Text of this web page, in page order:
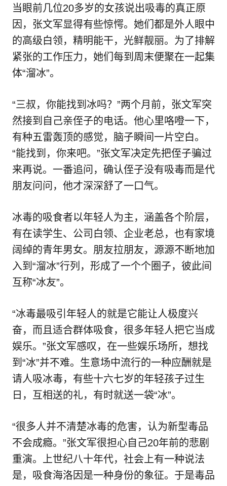
当眼前几位20多岁的女孩说出吸毒的真正原
因，张文军显得有些惊愕。她们都是外人眼中
的高级白领，精明能干，光鲜靓丽。为了排解
紧张的工作压力，她们每到周末便聚在一起集
体“溜冰”。
“三叔，你能找到冰吗？”两个月前，张文军突
然接到自己亲侄子的电话。他心里咯噔一下，
有种五雷轰顶的感觉，脑子瞬间一片空白。
“能找到，你来吧。”张文军决定先把侄子骗过
来再说。一番追问，确认侄子没有吸毒而是代
朋友问问，他才深深舒了一口气。
冰毒的吸食者以年轻人为主，涵盖各个阶层，
有在读学生、公司白领、企业老总，也有家境
阔绰的青年男女。朋友拉朋友，源源不断地加
入到“溜冰”行列，形成了一个个圈子，彼此间
互称“冰友”。
“冰毒最吸引年轻人的就是它能让人极度兴
奋，而且适合群体吸食，很多年轻人把它当成
娱乐。”张文军感叹，在一些娱乐场所，想找
到“冰”并不难。生意场中流行的一种应酬就是
请人吸冰毒，有些十六七岁的年轻孩子过生
日，互相送的礼，有时就送一袋“冰”。
“很多人并不清楚冰毒的危害，认为新型毒品
不会成瘾。”张文军很担心自己20年前的悲剧
重演。上世纪八十年代，社会上有一种说法
是，吸食海洛因是一种身份的象征。于是毒品